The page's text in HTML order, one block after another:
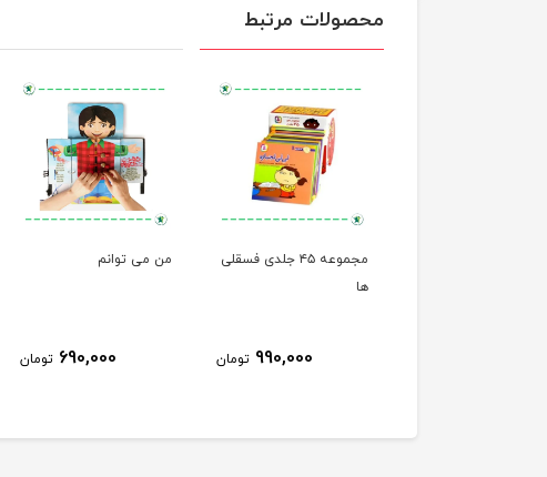
محصولات مرتبط
مجموعه ۴۵ جلدی فسقلی
ها
990,000 تومان
من می توانم
690,000 تومان